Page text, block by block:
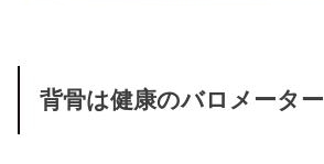
背骨は健康のバロメーター